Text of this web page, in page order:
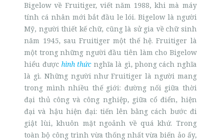
Bigelow về Fruitiger, viết năm 1988, khi mà máy
tính cá nhân mới bắt đầu le lói. Bigelow là người
Mỹ, người thiết kế chữ, cũng là sử gia về chữ sinh
năm 1945, sau Fruitiger một thế hệ. Fruitiger là
một trong những người đầu tiên làm cho Bigelow
hiểu đượchình thức nghĩa là gì, phong cách nghĩa
là gì. Những người như Fruitiger là người mang
trong mình nhiều thế giới: đường nối giữa thời
đại thủ công và công nghiệp, giữa cổ điển, hiện
đại và hậu hiện đại: tiến lên bằng cách bước đi
giật lùi, khuôn mặt ngoảnh về quá khứ. Trong
toàn bộ công trình vừa thống nhất vừa biến ảo ấy,